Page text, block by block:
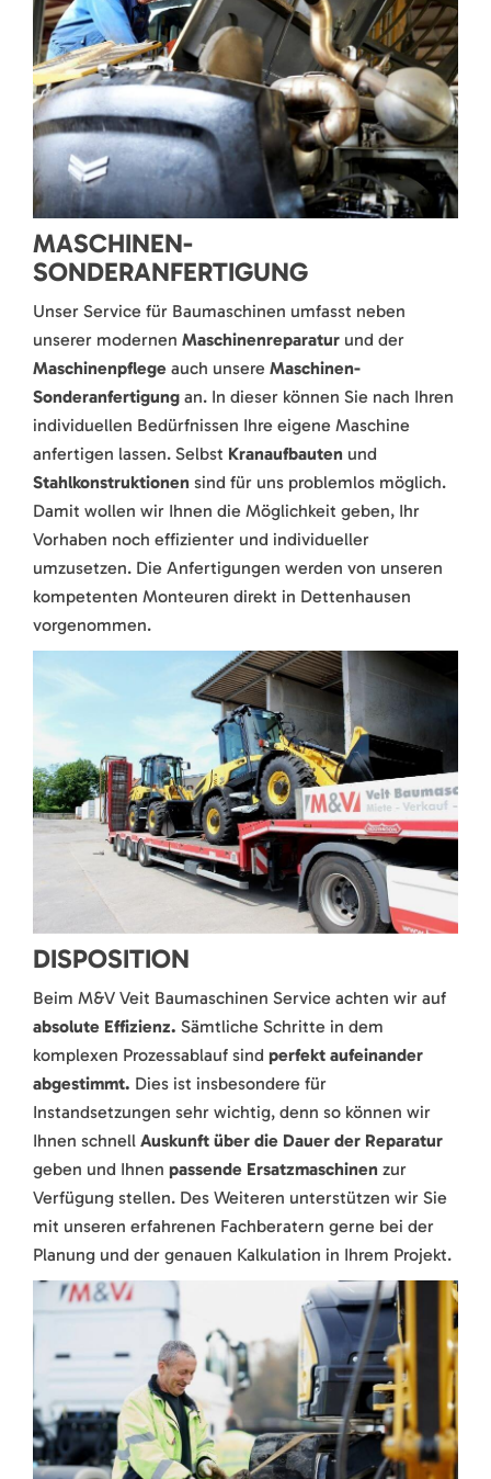
MASCHINEN-
SONDERANFERTIGUNG
Unser Service für Baumaschinen umfasst neben
unserer modernen Maschinenreparatur und der
Maschinenpflege auch unsere Maschinen-
Sonderanfertigung an. In dieser können Sie nach Ihren
individuellen Bedürfnissen Ihre eigene Maschine
anfertigen lassen. Selbst Kranaufbauten und
Stahlkonstruktionen sind für uns problemlos möglich.
Damit wollen wir Ihnen die Möglichkeit geben, Ihr
Vorhaben noch effizienter und individueller
umzusetzen. Die Anfertigungen werden von unseren
kompetenten Monteuren direkt in Dettenhausen
vorgenommen.
DISPOSITION
Beim M&V Veit Baumaschinen Service achten wir auf
absolute Effizienz. Sämtliche Schritte in dem
komplexen Prozessablauf sind perfekt aufeinander
abgestimmt. Dies ist insbesondere für
Instandsetzungen sehr wichtig, denn so können wir
Ihnen schnell Auskunft über die Dauer der Reparatur
geben und Ihnen passende Ersatzmaschinen zur
Verfügung stellen. Des Weiteren unterstützen wir Sie
mit unseren erfahrenen Fachberatern gerne bei der
Planung und der genauen Kalkulation in Ihrem Projekt.